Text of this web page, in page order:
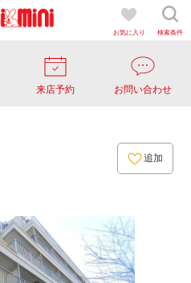
お気に入り 検索条件
来店予約 お問い合わせ
追加